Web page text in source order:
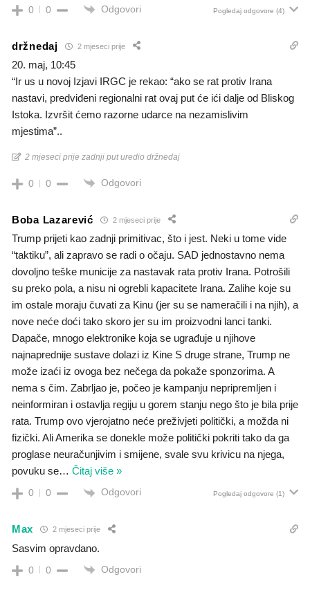
0 0 Odgovori Pogledaj odgovore (4)
držnedaj 2 mjeseci prije
20. maj, 10:45
“Ir us u novoj Izjavi IRGC je rekao: “ako se rat protiv Irana
nastavi, predviđeni regionalni rat ovaj put će ići dalje od Bliskog
Istoka. Izvršit ćemo razorne udarce na nezamislivim
mjestima”..
2 mjeseci prije zadnji put uredio držnedaj
0 0 Odgovori
Boba Lazarević 2 mjeseci prije
Trump prijeti kao zadnji primitivac, što i jest. Neki u tome vide
“taktiku”, ali zapravo se radi o očaju. SAD jednostavno nema
dovoljno teške municije za nastavak rata protiv Irana. Potrošili
su preko pola, a nisu ni ogrebli kapacitete Irana. Zalihe koje su
im ostale moraju čuvati za Kinu (jer su se nameračili i na njih), a
nove neće doći tako skoro jer su im proizvodni lanci tanki.
Dapače, mnogo elektronike koja se ugrađuje u njihove
najnaprednije sustave dolazi iz Kine S druge strane, Trump ne
može izaći iz ovoga bez nečega da pokaže sponzorima. A
nema s čim. Zabrljao je, počeo je kampanju nepripremljen i
neinformiran i ostavlja regiju u gorem stanju nego što je bila prije
rata. Trump ovo vjerojatno neće preživjeti politički, a možda ni
fizički. Ali Amerika se donekle može politički pokriti tako da ga
proglase neuračunjivim i smijene, svale svu krivicu na njega,
povuku se… Čitaj više »
0 0 Odgovori Pogledaj odgovore (1)
Max 2 mjeseci prije
Sasvim opravdano.
0 0 Odgovori